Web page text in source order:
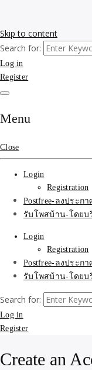
Skip to content
รับจ้างโ
Search รั
ติดหน้า
มาก
ที่ดินฟรีป
เมืองไทย
รับโพสต์เว็บขายบ้าน อสัง
ประกาศบ้านที่ดินฟรี
ราคาถูกที่สุด ฟรีลงประกา
Search for:
Log in
Register
Menu
Close
Login
Registration
Postfree-ลงประ
รับโพสบ้าน-โดยบ
Login
Registration
Postfree-ลงประ
รับโพสบ้าน-โดยบ
Search for:
Log in
Register
Create an